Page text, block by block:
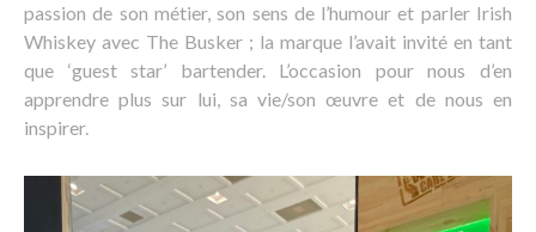
passion de son métier, son sens de l’humour et parler Irish
Whiskey avec The Busker ; la marque l’avait invité en tant
que ‘guest star’ bartender. L’occasion pour nous d’en
apprendre plus sur lui, sa vie/son œuvre et de nous en
inspirer.